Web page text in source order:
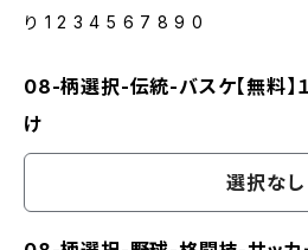
り 1 2 3 4 5 6 7 8 9 0
08-柄選択-伝統-バスケ【無料】
け
選択なし